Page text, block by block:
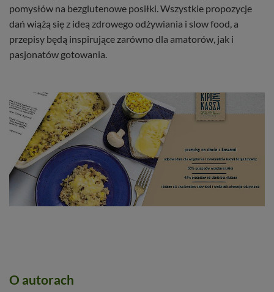
pomysłów na bezglutenowe posiłki. Wszystkie propozycje
dań wiążą się z ideą zdrowego odżywiania i slow food, a
przepisy będą inspirujące zarówno dla amatorów, jak i
pasjonatów gotowania.
O autorach